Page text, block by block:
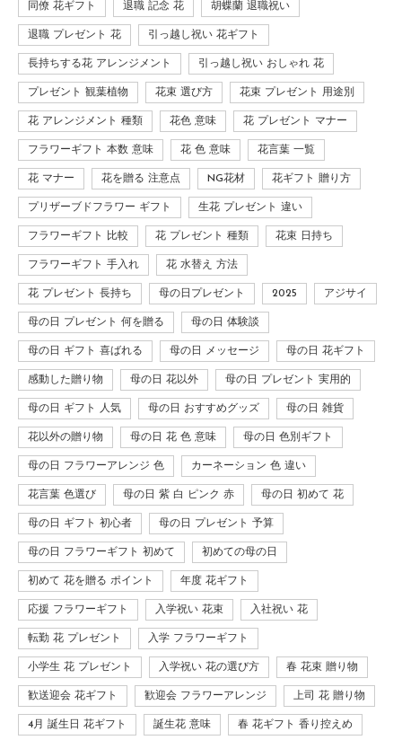
同僚 花ギフト 退職 記念 花 胡蝶蘭 退職祝い
退職 プレゼント 花 引っ越し祝い 花ギフト
長持ちする花 アレンジメント 引っ越し祝い おしゃれ 花
プレゼント 観葉植物 花束 選び方 花束 プレゼント 用途別
花 アレンジメント 種類 花色 意味 花 プレゼント マナー
フラワーギフト 本数 意味 花 色 意味 花言葉 一覧
花 マナー 花を贈る 注意点 NG花材 花ギフト 贈り方
プリザーブドフラワー ギフト 生花 プレゼント 違い
フラワーギフト 比較 花 プレゼント 種類 花束 日持ち
フラワーギフト 手入れ 花 水替え 方法
花 プレゼント 長持ち 母の日プレゼント 2025 アジサイ
母の日 プレゼント 何を贈る 母の日 体験談
母の日 ギフト 喜ばれる 母の日 メッセージ 母の日 花ギフト
感動した贈り物 母の日 花以外 母の日 プレゼント 実用的
母の日 ギフト 人気 母の日 おすすめグッズ 母の日 雑貨
花以外の贈り物 母の日 花 色 意味 母の日 色別ギフト
母の日 フラワーアレンジ 色 カーネーション 色 違い
花言葉 色選び 母の日 紫 白 ピンク 赤 母の日 初めて 花
母の日 ギフト 初心者 母の日 プレゼント 予算
母の日 フラワーギフト 初めて 初めての母の日
初めて 花を贈る ポイント 年度 花ギフト
応援 フラワーギフト 入学祝い 花束 入社祝い 花
転勤 花 プレゼント 入学 フラワーギフト
小学生 花 プレゼント 入学祝い 花の選び方 春 花束 贈り物
歓送迎会 花ギフト 歓迎会 フラワーアレンジ 上司 花 贈り物
4月 誕生日 花ギフト 誕生花 意味 春 花ギフト 香り控えめ